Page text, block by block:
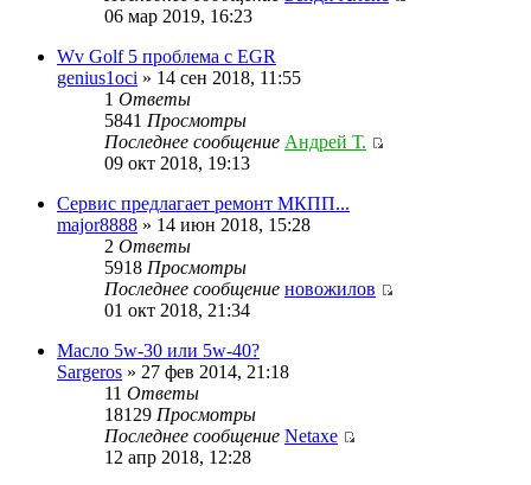
06 мар 2019, 16:23
Wv Golf 5 проблема с EGR
genius1oci » 14 сен 2018, 11:55
1 Ответы
5841 Просмотры
Последнее сообщение Андрей Т.
09 окт 2018, 19:13
Сервис предлагает ремонт МКПП...
major8888 » 14 июн 2018, 15:28
2 Ответы
5918 Просмотры
Последнее сообщение новожилов
01 окт 2018, 21:34
Масло 5w-30 или 5w-40?
Sargeros » 27 фев 2014, 21:18
11 Ответы
18129 Просмотры
Последнее сообщение Netaxe
12 апр 2018, 12:28